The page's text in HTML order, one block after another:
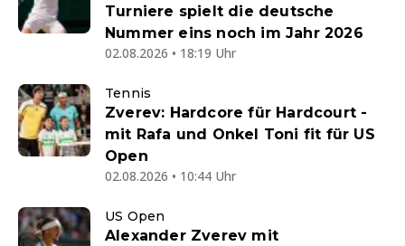
Turniere spielt die deutsche
Nummer eins noch im Jahr 2026
02.08.2026 • 18:19 Uhr
Tennis
Zverev: Hardcore für Hardcourt -
mit Rafa und Onkel Toni fit für US
Open
02.08.2026 • 10:44 Uhr
US Open
Alexander Zverev mit